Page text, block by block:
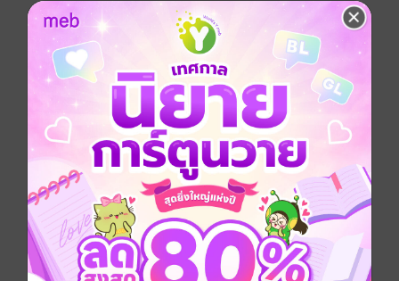
จิรัชหึงมิริณอีกแล้ว เขาคว้ามือนิ่มมาจูบหลายครั้งให้
หล่อนสัมผัสถึงความรักที่เขามีให้
“มิว่ามิบอกรักคุณบ่อยแล้วนะคะ”
ยอมถึงขนาดนี้ ยังไม่ชัดอีกเหรอถึงต้องถาม มิริณบอกรัก
บ่อยจนเหนื่อยพูด เขาช่างเป็นคนมีอายุที่โหยหาความรัก
ชอบให้หล่อนเข้าไปอ้อน กอด และมีสัมพันธ์ลึกซึ้งถี่ยิบ
เกือบจะทุกวัน
“อ้อนอย่างนี้จะเอาอะไรคะ”
“เอามิ...” เขาเชื่อมประสานสายตาร้อนแรงให้หญิงสาว
ตอบรับความต้องการ
มิริณเซ็กซี่เย้ายวนใจ ยั่วสวาทเขาได้ง่ายๆ แค่เพียง
หัวเราะ ทรวงอกไร้บราเซียร์ใต้ชุดนอนสายเดี่ยวเบาบาง
กระเพื่อมขึ้นลง จิรัชกัดปากล่าง ปวดร้าวบนกาย
“คุณจิเนี่ย อารมณ์เยอะกว่ามิอีกนะคะ มิขอตอบแช็ตแป๊บ
เดียว”